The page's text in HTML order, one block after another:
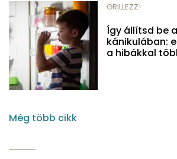
GRILLEZZ!
Így állítsd be
kánikulában:
a hibákkal
Még több cikk